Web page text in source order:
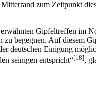
zum Zeitpunkt
Gipfeltreffen im
begegnen. Auf diesem
deutschen Einigung
seinigen entspricht“[18],